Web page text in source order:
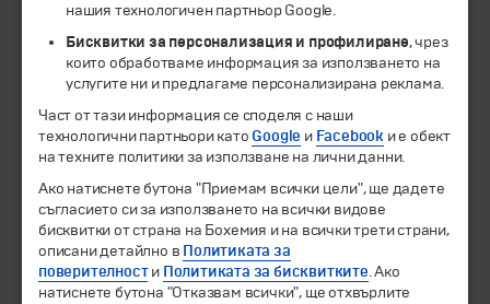
© 1994-2026 Бохемия ООД.Всички права запазени.
Екскурзии и почивки
Календар
Всички програми от А до Я
Промоции
нашия технологичен партньор Google.
Бисквитки за персонализация и профилиране, чрез
които обработваме информация за използването на
услугите ни и предлагаме персонализирана реклама.
Част от тази информация се споделя с наши
технологични партньори като Google и Facebook и е обект
на техните политики за използване на лични данни.
Ако натиснете бутона "Приемам всички цели", ще дадете
съгласието си за използването на всички видове
бисквитки от страна на Бохемия и на всички трети страни,
описани детайлно в Политиката за
поверителности Политиката за бисквитките. Ако
натиснете бутона "Отказвам всички", ще отхвърлите